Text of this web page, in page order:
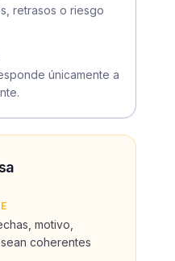
retrasos o riesgo
únicamente a
motivo,
coherentes